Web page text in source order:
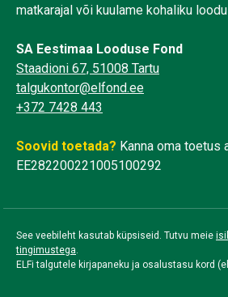
matkarajal või kuulame kohaliku
SA Eestimaa Looduse Fond
Staadioni 67, 51008 Tartu
talgukontor@elfond.ee
+372 7428 443
Soovid toetada? Kanna oma toetus
EE282200221005100292
See veebileht kasutab küpsiseid. Tutvu meie
tingimustega.
ELFi talgutele kirjapaneku ja osalustasu kord